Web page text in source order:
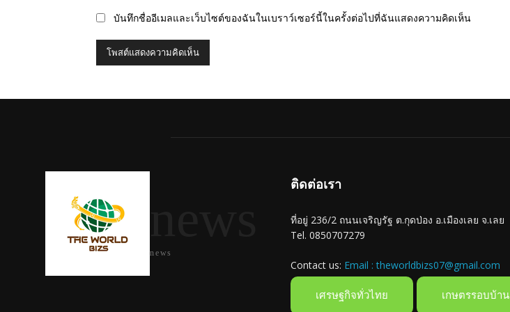
บันทึกชื่ออีเมลและเว็บไซต์ของฉันในเบราว์เซอร์นี้ในครั้งต่อไปที่ฉันแสดงความคิดเห็น
news
ติดต่อเรา
ที่อยู่ 236/2 ถนนเจริญรัฐ ต.กุดป่อง อ.เมืองเลย จ.เลย
Tel. 0850707279
Contact us: Email : theworldbizs07@gmail.com
เศรษฐกิจทั่วไทย เกษตรรอบบ้าน